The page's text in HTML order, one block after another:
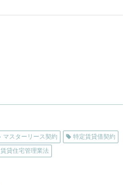
マスターリース契約
特定賃貸借契約
賃貸住宅管理業法